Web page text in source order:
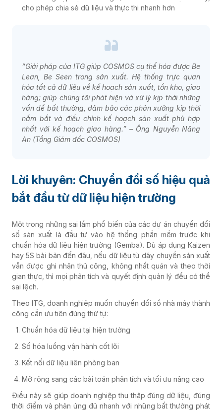
cho phép chia sẻ dữ liệu và thực thi nhanh hơn
“Giải pháp của ITG giúp COSMOS cụ thể hóa được Be
Lean, Be Seen trong sản xuất. Hệ thống trực quan
hóa tất cả dữ liệu về kế hoạch sản xuất, tồn kho, giao
hàng; giúp chúng tôi phát hiện và xử lý kịp thời những
vấn đề bất thường, đảm bảo các phân xưởng kịp thời
nắm bắt và điều chỉnh kế hoạch sản xuất phù hợp
nhất với kế hoạch giao hàng.” – Ông Nguyễn Năng
An (Tổng Giám đốc COSMOS)
Lời khuyên: Chuyển đổi số hiệu quả
bắt đầu từ dữ liệu hiện trường
Một trong những sai lầm phổ biến của các dự án chuyển đổi
số sản xuất là đầu tư vào hệ thống phần mềm trước khi
chuẩn hóa dữ liệu hiện trường (Gemba). Dù áp dụng Kaizen
hay 5S bài bản đến đâu, nếu dữ liệu từ dây chuyền sản xuất
vẫn được ghi nhận thủ công, không nhất quán và theo thời
gian thực, thì mọi phân tích và quyết định quản lý đều có thể
sai lệch.
Theo ITG, doanh nghiệp muốn chuyển đổi số nhà máy thành
công cần ưu tiên đúng thứ tự:
Chuẩn hóa dữ liệu tại hiện trường
Số hóa luồng vận hành cốt lõi
Kết nối dữ liệu liên phòng ban
Mở rộng sang các bài toán phân tích và tối ưu nâng cao
Điều này sẽ giúp doanh nghiệp thu thập đúng dữ liệu, đúng
thời điểm và phản ứng đủ nhanh với những bất thường phát